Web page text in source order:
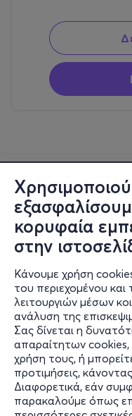
κορυφαία
στην
Κάνουμε χρήση
του περιεχομένου
λειτουργιών μέσων
ανάλυση της
Σας δίνεται η
απαραίτητων cookies,
χρήση τους, ή
προτιμήσεις,
Διαφορετικά, εάν
παρακαλούμε όπως
Πληροφορίες
Υποστήριξη
Stay Connected